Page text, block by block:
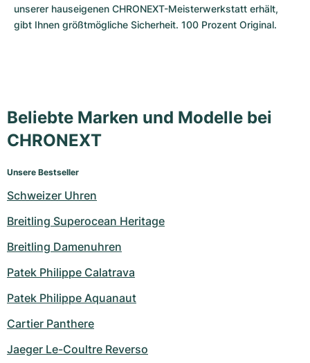
unserer hauseigenen CHRONEXT-Meisterwerkstatt erhält,
gibt Ihnen größtmögliche Sicherheit. 100 Prozent Original.
Beliebte Marken und Modelle bei
CHRONEXT
Unsere Bestseller
Schweizer Uhren
Breitling Superocean Heritage
Breitling Damenuhren
Patek Philippe Calatrava
Patek Philippe Aquanaut
Cartier Panthere
Jaeger Le-Coultre Reverso